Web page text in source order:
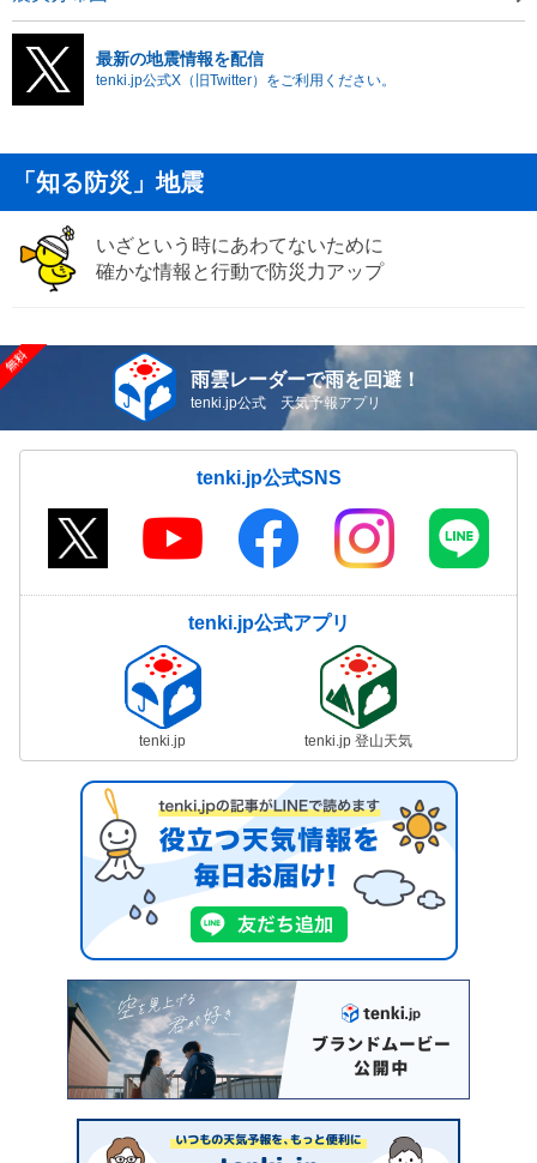
最新の地震情報を配信
tenki.jp公式X（旧Twitter）をご利用ください。
「知る防災」地震
いざという時にあわてないために
確かな情報と行動で防災力アップ
雨雲レーダーで雨を回避！
tenki.jp公式 天気予報アプリ
tenki.jp公式SNS
tenki.jp公式アプリ
tenki.jp tenki.jp 登山天気